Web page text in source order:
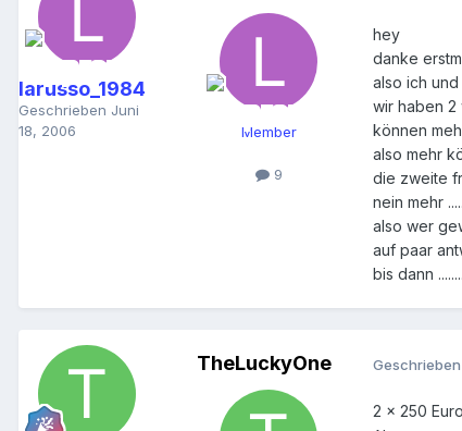
larusso_1984
Geschrieben Juni
18, 2006
Member
9
hey
danke
also ich
wir haben
können
also mehr
die zweite
nein mehr
also wer
auf paar
bis dann
TheLuckyOne
2 x 250